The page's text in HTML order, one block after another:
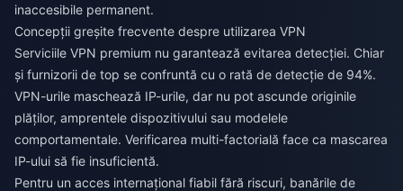
inaccesibile permanent.
Concepții greșite frecvente despre utilizarea VPN
Serviciile VPN premium nu garantează evitarea detecției. Chiar
și furnizorii de top se confruntă cu o rată de detecție de 94%.
VPN-urile maschează IP-urile, dar nu pot ascunde originile
plăților, amprentele dispozitivului sau modelele
comportamentale. Verificarea multi-factorială face ca mascarea
IP-ului să fie insuficientă.
Pentru un acces internațional fiabil fără riscuri, banările de